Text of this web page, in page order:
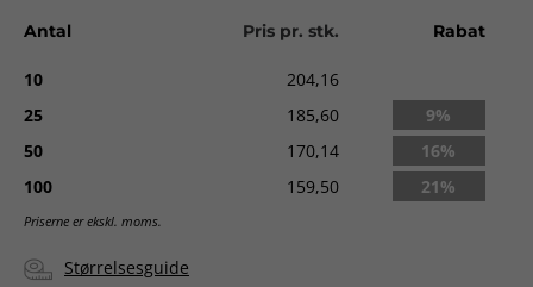
Stiklommer på siden af låret.
godkendt ordre.
Antal Pris pr. stk. Rabat
10
204,16
25
185,60
9%
50
170,14
16%
100
159,50 21%
Priserne er ekskl. moms.
Størrelsesguide